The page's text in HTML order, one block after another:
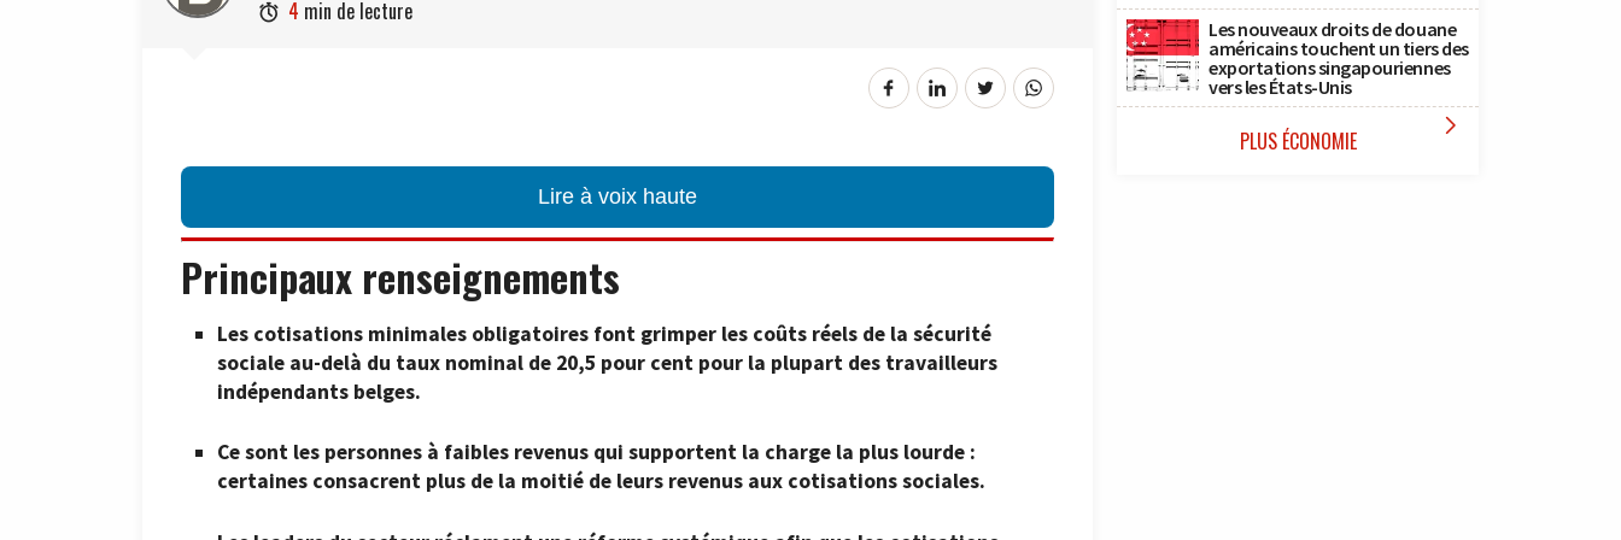
 4 min de lecture
Lire à voix haute
Principaux renseignements
Les cotisations minimales obligatoires font grimper les coûts réels de la sécurité
sociale au-delà du taux nominal de 20,5 pour cent pour la plupart des travailleurs
indépendants belges.
Ce sont les personnes à faibles revenus qui supportent la charge la plus lourde :
certaines consacrent plus de la moitié de leurs revenus aux cotisations sociales.
Les nouveaux droits de douane
américains touchent un tiers des
exportations singapouriennes
vers les États-Unis
PLUS ÉCONOMIE 